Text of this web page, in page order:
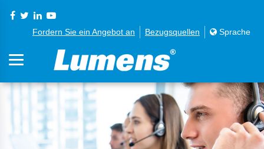
Fordern Sie ein Angebot an Bezugsquellen Sprache